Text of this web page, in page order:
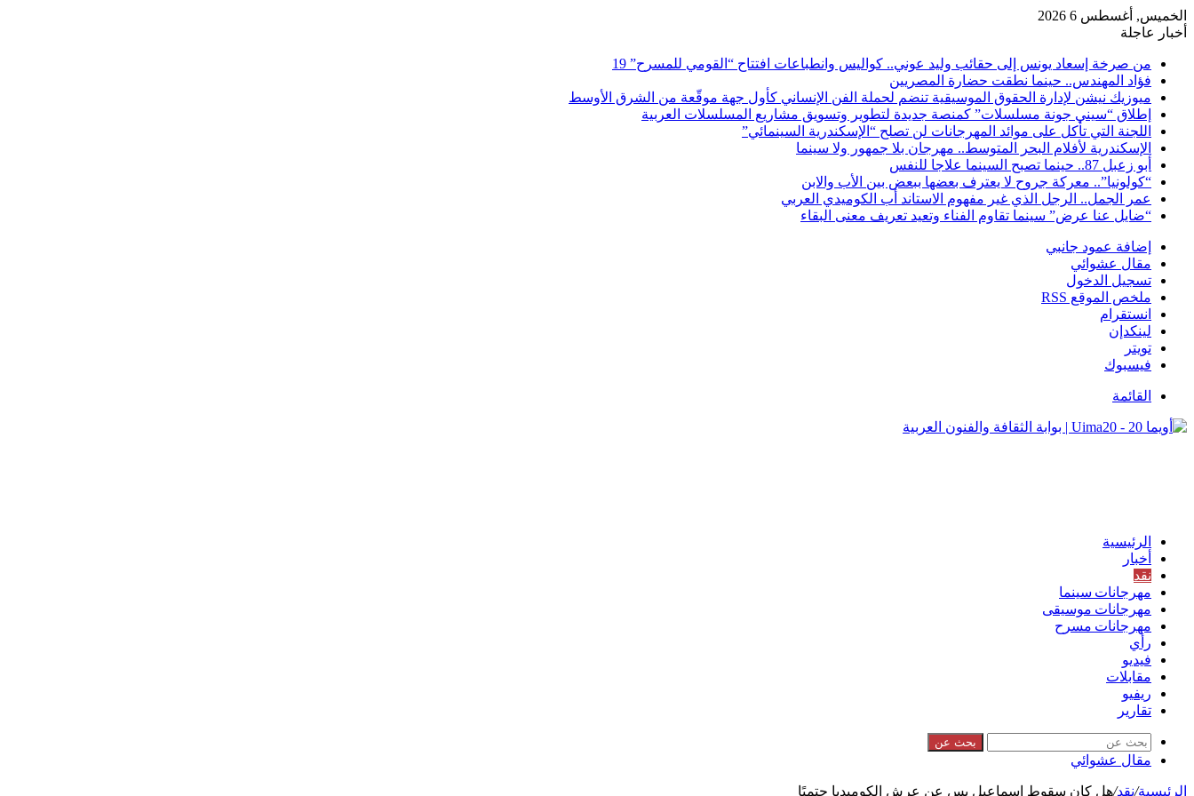
الخميس, أغسطس 6 2026
أخبار عاجلة
من صرخة إسعاد يونس إلى حقائب وليد عوني.. كواليس وانطباعات افتتاح “القومي للمسرح” 19
فؤاد المهندس.. حينما نطقت حضارة المصريين
ميوزيك نيشن لإدارة الحقوق الموسيقية تنضم لحملة الفن الإنساني كأول جهة موقّعة من الشرق الأوسط
إطلاق “سيني جونة مسلسلات” كمنصة جديدة لتطوير وتسويق مشاريع المسلسلات العربية
اللجنة التي تأكل على موائد المهرجانات لن تصلح “الإسكندرية السينمائي”
الإسكندرية لأفلام البحر المتوسط.. مهرجان بلا جمهور ولا سينما
أبو زعبل 87.. حينما تصبح السينما علاجا للنفس
“كولونيا”.. معركة جروح لا يعترف بعضها ببعض بين الأب والابن
عمر الجمل.. الرجل الذي غير مفهوم الاستاند أب الكوميدي العربي
“ضايل عنا عرض” سينما تقاوم الفناء وتعيد تعريف معنى البقاء
إضافة عمود جانبي
مقال عشوائي
تسجيل الدخول
ملخص الموقع RSS
انستقرام
لينكدإن
تويتر
فيسبوك
القائمة
الرئيسية
أخبار
نقد
مهرجانات سينما
مهرجانات موسيقى
مهرجانات مسرح
رأي
فيديو
مقابلات
ريفيو
تقارير
بحث عن
مقال عشوائي
الرئيسية/نقد/هل كان سقوط إسماعيل يس عن عرش الكوميديا حتميًا